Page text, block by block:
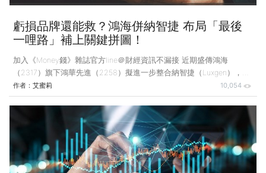
虧損品牌還能救？鴻海併納智捷 布局「最後
一哩路」補上關鍵拼圖！
加入《Money錢》雜誌官方line＠財經資訊不漏接 近期盛傳鴻海
（2317）旗下鴻華先進（2258）擬進一步整合納智捷（Luxgen），納
智捷是裕隆（2201）旗下的汽車品牌，長期虧損嚴重，光是去
（2025）年前3季累計虧損就達台幣2.49億元，雖然因為n7車款的推
出，全年達損益平衡，但回顧近5年財報仍多為負值。 整併爭議升溫
中 品牌價值受檢視 因此，許多投資人對於這場整併案，格外關切納智
捷是否仍具「品牌價值」，甚至質疑鴻海可能接下燙手山芋。事實上，
從產業戰略的高度審視，這應是鴻海完善電動車布局中，相當關鍵的一
塊拼圖，因為鴻海追求的重點是「商業模式的
作者： 艾蜜莉 10,054